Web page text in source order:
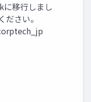
に移行しまし
さい。